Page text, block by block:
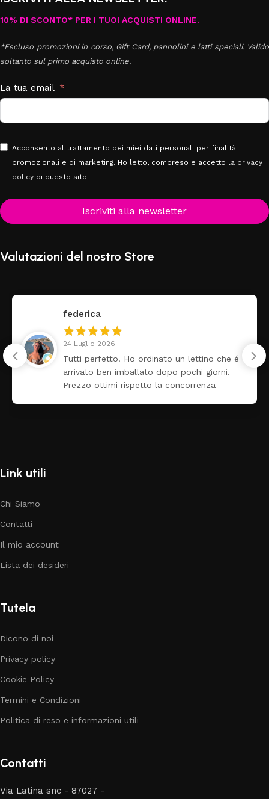
10% DI SCONTO* PER I TUOI ACQUISTI ONLINE.
*Escluso promozioni in corso, Gift Card, pannolini e latti speciali. Valido
soltanto sul primo acquisto online.
La tua email
Acconsento al trattamento dei miei dati personali per finalità
promozionali e di marketing. Ho letto, compreso e accetto la privacy
policy di questo sito.
Iscriviti alla newsletter
Valutazioni del nostro Store
federica
24 Luglio 2026
Tutti perfetto! Ho ordinato un lettino che é
arrivato ben imballato dopo pochi giorni.
Prezzo ottimi rispetto la concorrenza
Link utili
Chi Siamo
Contatti
Il mio account
Lista dei desideri
Tutela
Dicono di noi
Privacy policy
Cookie Policy
Termini e Condizioni
Politica di reso e informazioni utili
Contatti
Via Latina snc - 87027 -